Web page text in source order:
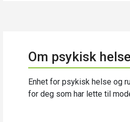
Om psykisk
Enhet for psykisk helse og
for deg som har lette til